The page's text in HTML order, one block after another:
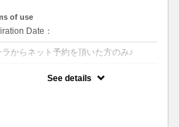
of use
Date：
ラからネット予約を頂いた方のみ♪
See details